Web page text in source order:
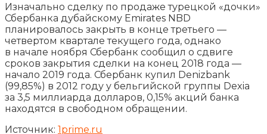
Изначально сделку по продаже турецкой «дочки»
Сбербанка дубайскому Emirates NBD
планировалось закрыть в конце третьего —
четвертом квартале текущего года, однако
в начале ноября Сбербанк сообщил о сдвиге
сроков закрытия сделки на конец 2018 года —
начало 2019 года. Сбербанк купил Denizbank
(99,85%) в 2012 году у бельгийской группы Dexia
за 3,5 миллиарда долларов, 0,15% акций банка
находятся в свободном обращении.
Источник: 1prime.ru